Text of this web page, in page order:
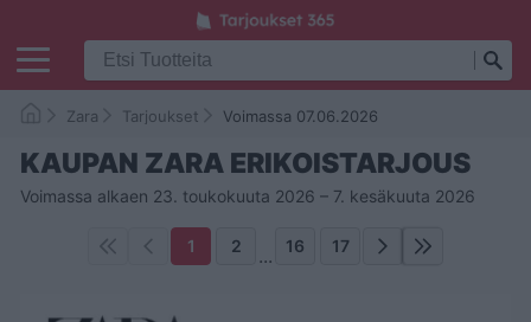
Zara Tarjoukset Voimassa 07.06.2026
KAUPAN ZARA ERIKOISTARJOUS
Voimassa alkaen 23. toukokuuta 2026 – 7. kesäkuuta 2026
1 2 ... 16 17